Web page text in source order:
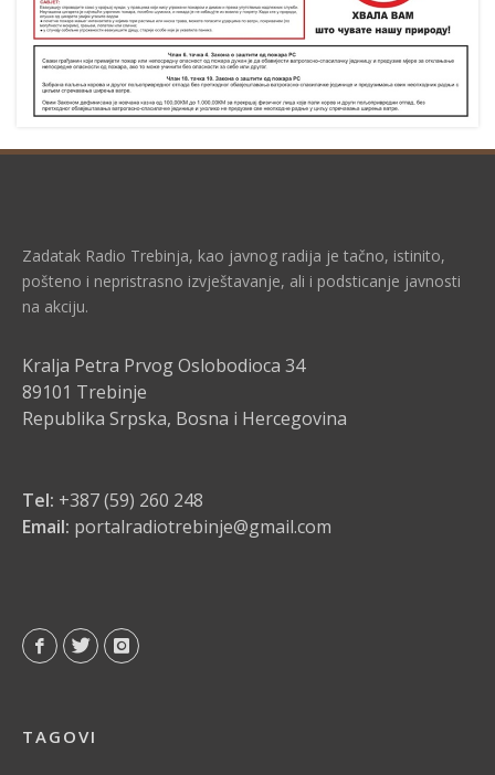
Zadatak Radio Trebinja, kao javnog radija je tačno, istinito,
pošteno i nepristrasno izvještavanje, ali i podsticanje javnosti
na akciju.
Kralja Petra Prvog Oslobodioca 34
89101 Trebinje
Republika Srpska, Bosna i Hercegovina
Tel: +387 (59) 260 248
Email: portalradiotrebinje@gmail.com
TAGOVI